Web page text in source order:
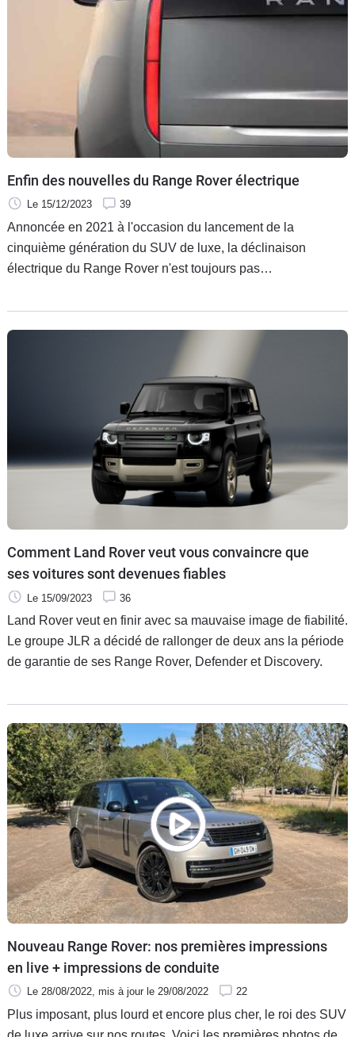
Enfin des nouvelles du Range Rover électrique
Le 15/12/2023 39
Annoncée en 2021 à l'occasion du lancement de la
cinquième génération du SUV de luxe, la déclinaison
électrique du Range Rover n'est toujours pas
Comment Land Rover veut vous convaincre que
ses voitures sont devenues fiables
Le 15/09/2023 36
Land Rover veut en finir avec sa mauvaise image de fiabilité.
Le groupe JLR a décidé de rallonger de deux ans la période
de garantie de ses Range Rover, Defender et Discovery.
Nouveau Range Rover: nos premières impressions
en live + impressions de conduite
Le 28/08/2022, mis à jour le 29/08/2022 22
Plus imposant, plus lourd et encore plus cher, le roi des SUV